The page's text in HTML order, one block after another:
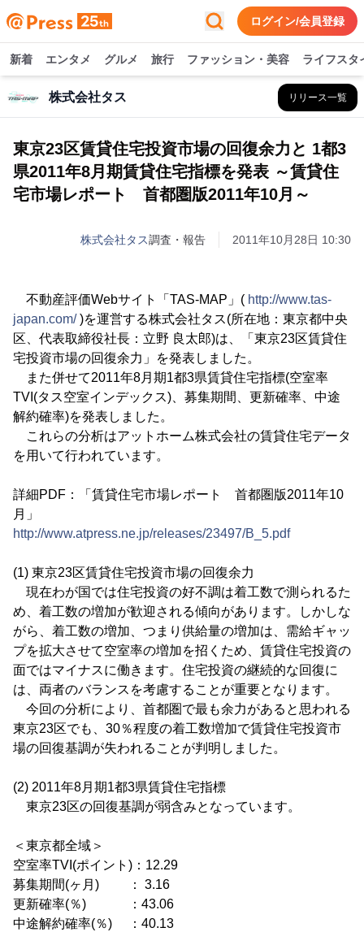
ログイン/会員登録
新着 エンタメ グルメ 旅行 ファッション・美容 ライフスタ
株式会社タス リリース一覧
東京23区賃貸住宅投資市場の回復余力と 1都3
県2011年8月期賃貸住宅指標を発表 ～賃貸住
宅市場レポート 首都圏版2011年10月～
株式会社タス調査・報告 2011年10月28日 10:30
不動産評価Webサイト「TAS-MAP」( http://www.tas-
japan.com/)を運営する株式会社タス(所在地：東京都中央
区、代表取締役社長：立野 良太郎)は、「東京23区賃貸住
宅投資市場の回復余力」を発表しました。
また併せて2011年8月期1都3県賃貸住宅指標(空室率
TVI(タス空室インデックス)、募集期間、更新確率、中途
解約確率)を発表しました。
これらの分析はアットホーム株式会社の賃貸住宅データ
を用いて行われています。
詳細PDF：「賃貸住宅市場レポート 首都圏版2011年10
月」
http://www.atpress.ne.jp/releases/23497/B_5.pdf
(1) 東京23区賃貸住宅投資市場の回復余力
現在わが国では住宅投資の好不調は着工数で測られるた
め、着工数の増加が歓迎される傾向があります。しかしな
がら、着工数の増加、つまり供給量の増加は、需給ギャッ
プを拡大させて空室率の増加を招くため、賃貸住宅投資の
面ではマイナスに働きます。住宅投資の継続的な回復に
は、両者のバランスを考慮することが重要となります。
今回の分析により、首都圏で最も余力があると思われる
東京23区でも、30％程度の着工数増加で賃貸住宅投資市
場の回復基調が失われることが判明しました。
(2) 2011年8月期1都3県賃貸住宅指標
東京23区の回復基調が弱含みとなっています。
＜東京都全域＞
空室率TVI(ポイント)：12.29
募集期間(ヶ月) ： 3.16
更新確率(％) ：43.06
中途解約確率(％) ：40.13